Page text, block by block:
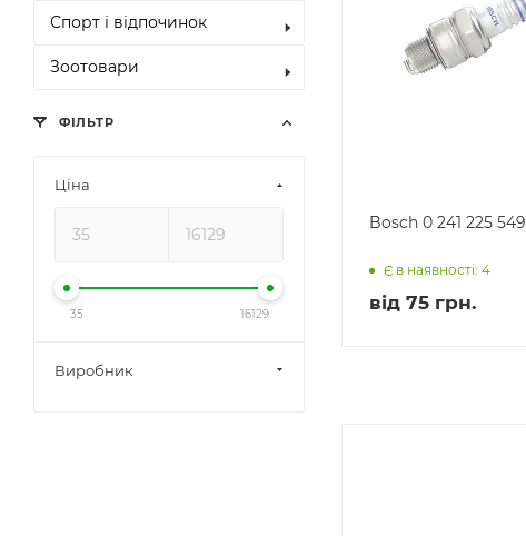
Bosch 0 241 225 549
Є в наявності: 4
від 75 грн.
Спорт і відпочинок
Зоотовари
ФІЛЬТР
Ціна
35 16129
Виробник